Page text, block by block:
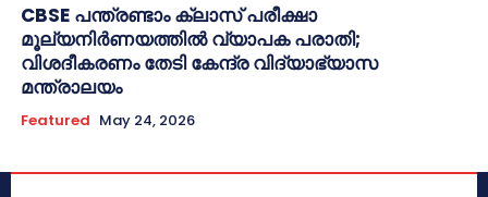
CBSE പന്ത്രണ്ടാം ക്ലാസ് പരീക്ഷാ
മൂല്യനിർണയത്തിൽ വ്യാപക പരാതി;
വിശദീകരണം തേടി കേന്ദ്ര വിദ്യാഭ്യാസ
മന്ത്രാലയം
Featured May 24, 2026